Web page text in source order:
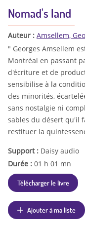
Nomad's land
Auteur : Amsellem,
" Georges Amsellem
Montréal en passant
d'écriture et de
sensibilise à la
des minorités,
sans nostalgie ni
sables du désert qu'il
restituer la
Support : Daisy audio
Durée : 01 h 01 mn
Télécharger le livre
Ajouter à ma liste